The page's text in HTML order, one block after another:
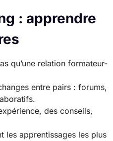
: apprendre
qu’une relation formateur-
entre pairs : forums,
des conseils,
les apprentissages les plus